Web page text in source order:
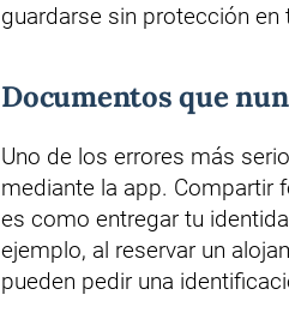
guardarse sin protección en
Documentos que
Uno de los errores más
mediante la app. Compartir
es como entregar tu
ejemplo, al reservar un
pueden pedir una